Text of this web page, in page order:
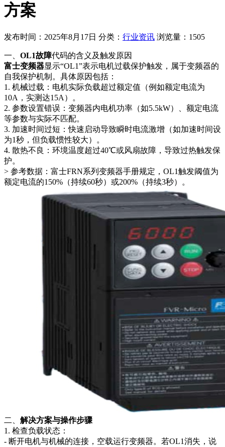
方案
发布时间：2025年8月17日 分类： 行业资讯 浏览量：1505
一、 OL1故障代码的含义及触发原因
富士变频器显示“OL1”表示电机过载保护触发，属于变频器的
自我保护机制。具体原因包括：
1. 机械过载：电机实际负载超过额定值（例如额定电流为
10A，实测达15A）。
2. 参数设置错误：变频器内电机功率（如5.5kW）、额定电流
等参数与实际不匹配。
3. 加速时间过短：快速启动导致瞬时电流激增（如加速时间设
为1秒，但负载惯性较大）。
4. 散热不良：环境温度超过40℃或风扇故障，导致过热触发保
护。
> 参考数据：富士FRN系列变频器手册规定，OL1触发阈值为
额定电流的150%（持续60秒）或200%（持续3秒）。
二、 解决方案与操作步骤
1. 检查负载状态：
- 断开电机与机械的连接，空载运行变频器。若OL1消失，说